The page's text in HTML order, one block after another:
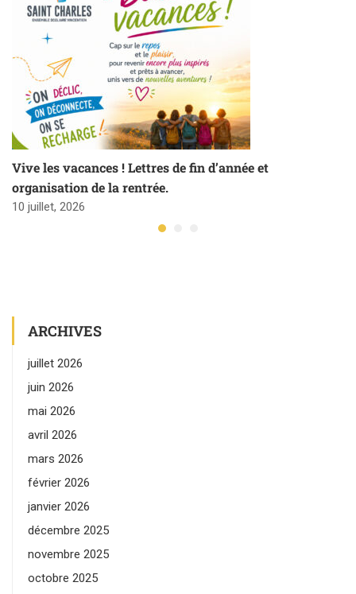
Vive les vacances ! Lettres de fin d’année et
organisation de la rentrée.
10 juillet, 2026
ARCHIVES
juillet 2026
juin 2026
mai 2026
avril 2026
mars 2026
février 2026
janvier 2026
décembre 2025
novembre 2025
octobre 2025